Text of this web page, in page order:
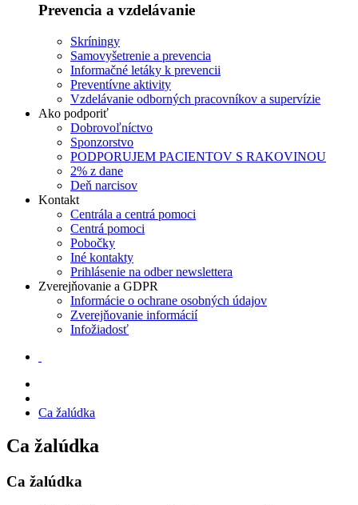
Prevencia a vzdelávanie
Skríningy
Samovyšetrenie a prevencia
Informačné letáky k prevencii
Preventívne aktivity
Vzdelávanie odborných pracovníkov a supervízie
Ako podporiť
Dobrovoľníctvo
Sponzorstvo
PODPORUJEM PACIENTOV S RAKOVINOU
2% z dane
Deň narcisov
Kontakt
Centrála a centrá pomoci
Centrá pomoci
Pobočky
Iné kontakty
Prihlásenie na odber newslettera
Zverejňovanie a GDPR
Informácie o ochrane osobných údajov
Zverejňovanie informácií
Infožiadosť
Ca žalúdka
Ca žalúdka
Ca žalúdka